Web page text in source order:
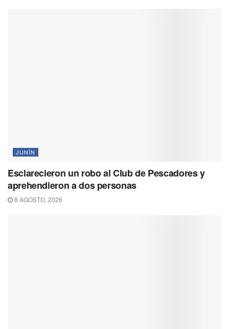
JUNÍN
Esclarecieron un robo al Club de Pescadores y
aprehendieron a dos personas
8 AGOSTO, 2026